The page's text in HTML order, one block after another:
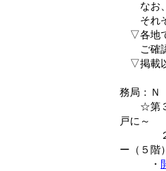
なお、
それぞ
▽各地
ご確認
▽掲載以
務局：Ｎ
☆第３
戸に～
２月
ー（５階
・